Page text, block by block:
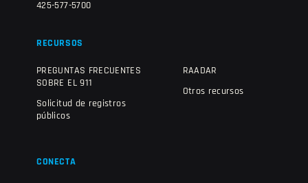
425-577-5700
RECURSOS
PREGUNTAS FRECUENTES
SOBRE EL 911
Solicitud de registros
públicos
RAADAR
Otros recursos
CONECTA